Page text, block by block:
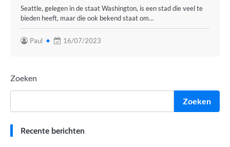
Seattle, gelegen in de staat Washington, is een stad die veel te
bieden heeft, maar die ook bekend staat om…
Paul 16/07/2023
Zoeken
Zoeken
Recente berichten